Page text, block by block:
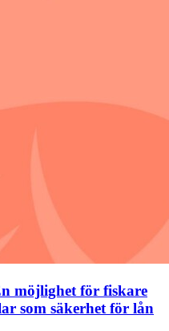
möjlighet för fiskare
som säkerhet för lån